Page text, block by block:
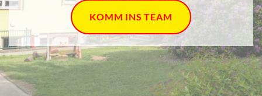
KOMM INS TEAM